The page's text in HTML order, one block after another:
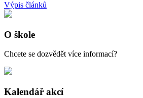
Výpis článků
O škole
Chcete se dozvědět více informací?
Kalendář akcí